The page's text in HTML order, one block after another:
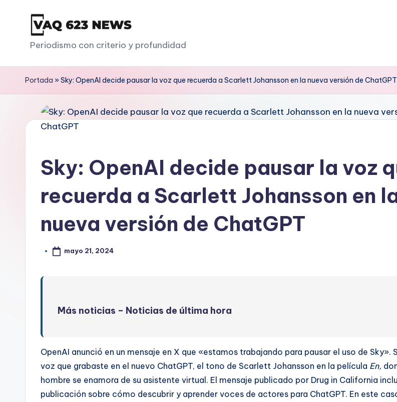
V
a
q
Periodismo con criterio y profundidad
Portada »Sky: OpenAI decide pausar la voz que recuerda a Scarlett Johansson en la nueva versión de ChatGPT
Sky: OpenAI decide pausar la voz
recuerda a Scarlett Johansson en
nueva versión de ChatGPT
mayo 21, 2024
Más noticias – Noticias de última hora
OpenAI anunció en un mensaje en X que «estamos trabajando para pausar el uso de Sky».
voz que grabaste en el nuevo ChatGPT, el tono de Scarlett Johansson en la película En,
hombre se enamora de su asistente virtual. El mensaje publicado por Drug in California
publicación sobre cómo descubrir y aprender voces de actores para ChatGPT. En este